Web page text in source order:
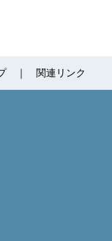
関連リンク